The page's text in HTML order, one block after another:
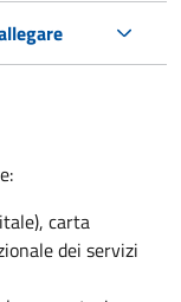
carta
dei servizi